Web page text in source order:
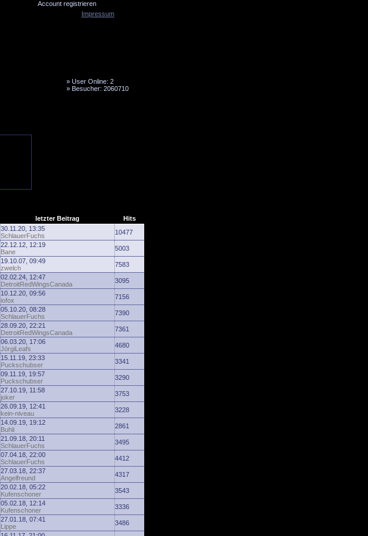
Account registrieren
» User Online: 2
» Besucher: 2060710
letzter Beitrag
Hits
30.11.20, 13:35
SchlauerFuchs
10477
22.12.12, 12:19
Bane
5003
19.10.07, 09:49
zwelch
7583
02.02.24, 12:47
DetroitRedWingsCanada
3095
10.12.20, 09:56
iofox
7156
05.10.20, 08:28
SchlauerFuchs
7390
28.09.20, 22:21
DetroitRedWingsCanada
7361
06.03.20, 17:06
JörgiLeafs
4680
15.11.19, 23:33
Puckschubser
3341
09.11.19, 19:57
Puckschubser
3290
27.10.19, 11:58
joker
3753
26.09.19, 12:41
kein-niveau
3228
14.09.19, 19:12
Buhli
2861
21.09.18, 20:11
SchlauerFuchs
3495
07.04.18, 22:00
SchlauerFuchs
4412
27.03.18, 22:37
Angelfreund
4317
20.02.18, 05:22
Kufenschoner
3543
05.02.18, 12:14
Kufenschoner
3336
27.01.18, 07:41
Lippe
3486
Impressum